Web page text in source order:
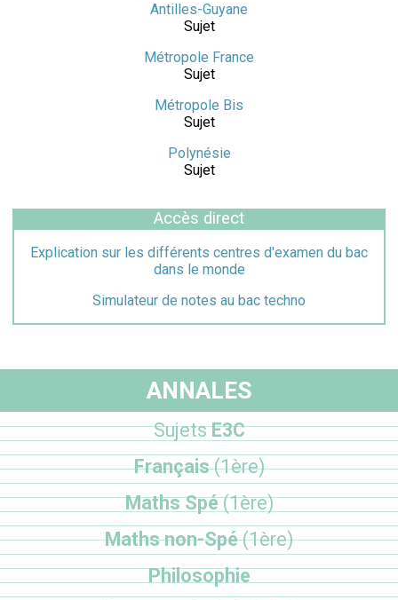
Antilles-Guyane
Sujet
Métropole France
Sujet
Métropole Bis
Sujet
Polynésie
Sujet
Accès direct
Explication sur les différents centres d'examen du bac
dans le monde
Simulateur de notes au bac techno
ANNALES
SujetsE3C
Français(1ère)
Maths Spé(1ère)
Maths non-Spé(1ère)
Philosophie